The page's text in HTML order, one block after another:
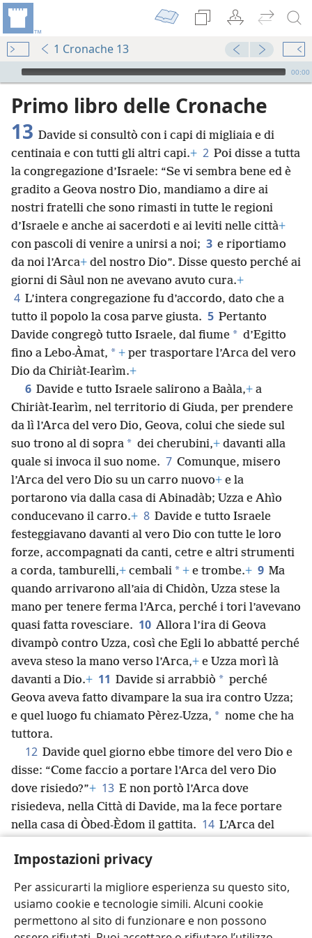
Impostazioni privacy
Per assicurarti la migliore esperienza su questo sito,
usiamo cookie e tecnologie simili. Alcuni cookie
permettono al sito di funzionare e non possono
1 Cronache 13
Audio Player
00:00
Primo libro delle Cronache
13 Davide si consultò con i capi di migliaia e di
centinaia e con tutti gli altri capi.+ 2 Poi disse a tutta
la congregazione d’Israele: “Se vi sembra bene ed è
gradito a Geova nostro Dio, mandiamo a dire ai
nostri fratelli che sono rimasti in tutte le regioni
d’Israele e anche ai sacerdoti e ai leviti nelle città+
con pascoli di venire a unirsi a noi; 3 e riportiamo
da noi l’Arca+ del nostro Dio”. Disse questo perché ai
giorni di Sàul non ne avevano avuto cura.+
4 L’intera congregazione fu d’accordo, dato che a
tutto il popolo la cosa parve giusta. 5 Pertanto
Davide congregò tutto Israele, dal fiume * d’Egitto
fino a Lebo-Àmat, * + per trasportare l’Arca del vero
Dio da Chiriàt-Iearìm.+
6 Davide e tutto Israele salirono a Baàla,+ a
Chiriàt-Iearìm, nel territorio di Giuda, per prendere
da lì l’Arca del vero Dio, Geova, colui che siede sul
suo trono al di sopra * dei cherubini,+ davanti alla
quale si invoca il suo nome. 7 Comunque, misero
l’Arca del vero Dio su un carro nuovo+ e la
portarono via dalla casa di Abinadàb; Uzza e Ahìo
conducevano il carro.+ 8 Davide e tutto Israele
festeggiavano davanti al vero Dio con tutte le loro
forze, accompagnati da canti, cetre e altri strumenti
a corda, tamburelli,+ cembali * + e trombe.+ 9 Ma
quando arrivarono all’aia di Chidòn, Uzza stese la
mano per tenere ferma l’Arca, perché i tori l’avevano
quasi fatta rovesciare. 10 Allora l’ira di Geova
divampò contro Uzza, così che Egli lo abbatté perché
aveva steso la mano verso l’Arca,+ e Uzza morì là
davanti a Dio.+ 11 Davide si arrabbiò * perché
Geova aveva fatto divampare la sua ira contro Uzza;
e quel luogo fu chiamato Pèrez-Uzza, * nome che ha
tuttora.
12 Davide quel giorno ebbe timore del vero Dio e
disse: “Come faccio a portare l’Arca del vero Dio
dove risiedo?”+ 13 E non portò l’Arca dove
risiedeva, nella Città di Davide, ma la fece portare
nella casa di Òbed-Èdom il gattita. 14 L’Arca del
Òbed-Èdom, nella sua casa; e Geova benedisse la
famiglia di Òbed-Èdom e tutto ciò che gli
apparteneva.+